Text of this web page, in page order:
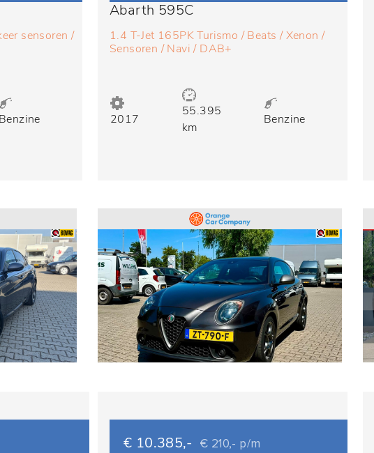
sensoren /
Benzine
Abarth 595C
1.4 T-Jet 165PK Turismo / Beats / Xenon /
Sensoren / Navi / DAB+
2017
55.395
km
Benzine
€ 10.385,- € 210,- p/m